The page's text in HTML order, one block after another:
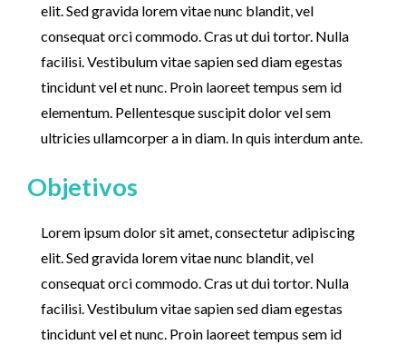
elit. Sed gravida lorem vitae nunc blandit, vel
consequat orci commodo. Cras ut dui tortor. Nulla
facilisi. Vestibulum vitae sapien sed diam egestas
tincidunt vel et nunc. Proin laoreet tempus sem id
elementum. Pellentesque suscipit dolor vel sem
ultricies ullamcorper a in diam. In quis interdum ante.
Objetivos
Lorem ipsum dolor sit amet, consectetur adipiscing
elit. Sed gravida lorem vitae nunc blandit, vel
consequat orci commodo. Cras ut dui tortor. Nulla
facilisi. Vestibulum vitae sapien sed diam egestas
tincidunt vel et nunc. Proin laoreet tempus sem id